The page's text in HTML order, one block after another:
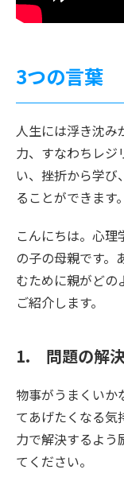
3つの言葉
人生には浮き沈み
力、すなわちレジ
い、挫折から学び
ることができます。
こんにちは。心理
の子の母親です。
むために親がどの
ご紹介します。
1. 問題の解
物事がうまくいか
てあげたくなる気
力で解決するよう
てください。